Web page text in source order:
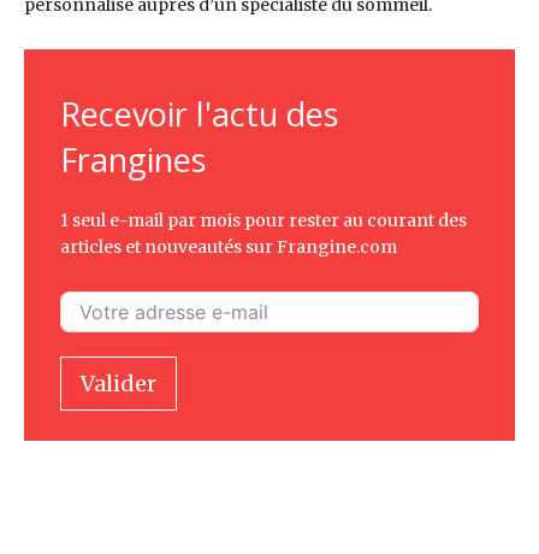
personnalisé auprès d’un spécialiste du sommeil.
Recevoir l'actu des
Frangines
1 seul e-mail par mois pour rester au courant des
articles et nouveautés sur Frangine.com
Valider